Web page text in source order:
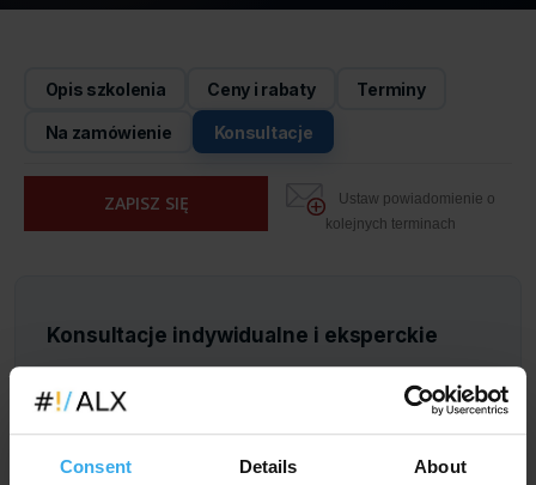
Consent Details About
Opis szkolenia Ceny i rabaty Terminy
Na zamówienie Konsultacje
ZAPISZ SIĘ
Ustaw powiadomienie o
kolejnych terminach
Konsultacje indywidualne i eksperckie
Jeśli nie zgłaszają Państwo grupy zorganizowanej,
terminy są nieodpowiednie - dla większości zagadnień i